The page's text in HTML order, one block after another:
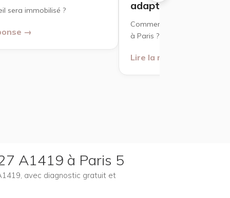
sera immobilisé ?
→
adaptée
Comment choisir une
à Paris ?
Lire la réponse →
A1419 à Paris 5
avec diagnostic gratuit et